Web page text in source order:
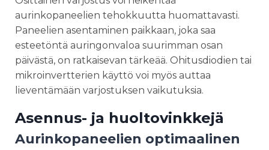
aurinkopaneelien tehokkuutta huomattavasti.
Paneelien asentaminen paikkaan, joka saa
esteetöntä auringonvaloa suurimman osan
päivästä, on ratkaisevan tärkeää. Ohitusdiodien tai
mikroinvertterien käyttö voi myös auttaa
lieventämään varjostuksen vaikutuksia.
Asennus- ja huoltovinkkejä
Aurinkopaneelien optimaalinen